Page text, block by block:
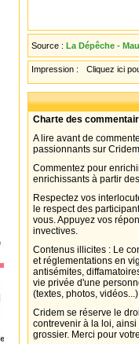
Source : La Dépêche -
Impression : Cliquez ici
Charte des
A lire avant de
passionnants sur
Commentez pour
enrichissants à partir
Respectez vos
le respect des
vous. Appuyez vos
invectives.
Contenus illicites : Le
et réglementations en
antisémites,
vie privée d'une
(textes, photos,
Cridem se réserve le
contrevenir à la loi,
grossier. Merci pour